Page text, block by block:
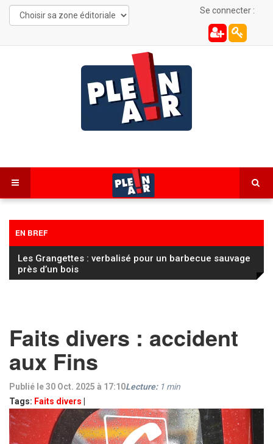
Se connecter :
EN BREF
Les Grangettes : verbalisé pour un barbecue sauvage
près d’un bois
Faits divers : accident
aux Fins
Publié le 30 Oct. 2025 à 17:10
Tags: Faits divers
Lecture: 1 min